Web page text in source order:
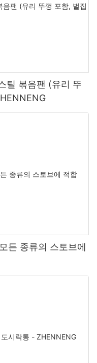
틸 볶음팬 (유리 뚜
든 종류의 스토브에